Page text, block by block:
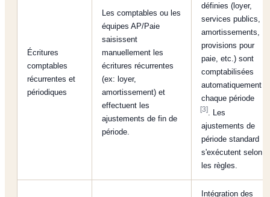
Écritures
comptables
récurrentes et
périodiques
Les comptables ou les
équipes AP/Paie
saisissent
manuellement les
écritures récurrentes
(ex: loyer,
amortissement) et
effectuent les
ajustements de fin de
période.
définies (loyer,
services publics,
amortissements,
provisions pour
paie, etc.) sont
comptabilisées
automatiquement
chaque période
[3] . Les
ajustements de
période standard
s'exécutent selon
les règles.
Intégration des